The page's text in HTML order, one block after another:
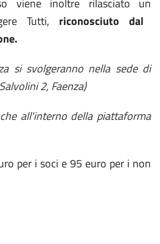
viene inoltre rilasciato un
Tutti, riconosciuto dal
si svolgeranno nella sede di
2, Faenza)
all'interno della piattaforma
per i soci e 95 euro per i non